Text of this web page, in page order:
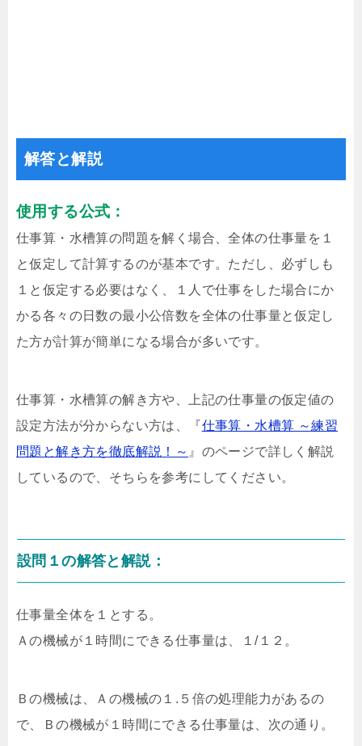
解答と解説
使用する公式：
仕事算・水槽算の問題を解く場合、全体の仕事量を１
と仮定して計算するのが基本です。ただし、必ずしも
１と仮定する必要はなく、１人で仕事をした場合にか
かる各々の日数の最小公倍数を全体の仕事量と仮定し
た方が計算が簡単になる場合が多いです。
仕事算・水槽算の解き方や、上記の仕事量の仮定値の
設定方法が分からない方は、『仕事算・水槽算 ～練習
問題と解き方を徹底解説！～ 』のページで詳しく解説
しているので、そちらを参考にしてください。
設問１の解答と解説：
仕事量全体を１とする。
Ａの機械が１時間にできる仕事量は、１/１２。
Ｂの機械は、Ａの機械の１.５倍の処理能力があるの
で、Ｂの機械が１時間にできる仕事量は、次の通り。